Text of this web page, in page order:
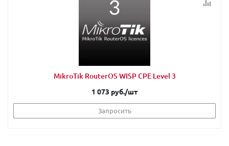
MikroTik RouterOS WISP CPE Level 3
1 073 руб./шт
Запросить